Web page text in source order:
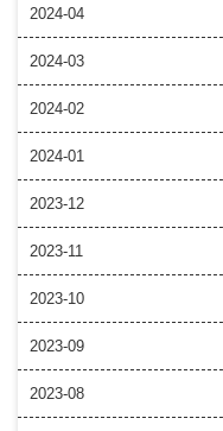
2024-04
2024-03
2024-02
2024-01
2023-12
2023-11
2023-10
2023-09
2023-08